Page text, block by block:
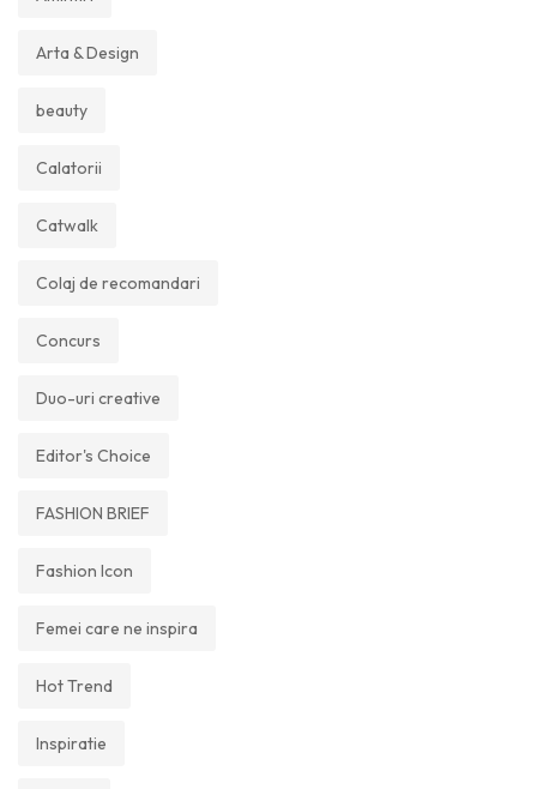
Arta & Design
beauty
Calatorii
Catwalk
Colaj de recomandari
Concurs
Duo-uri creative
Editor's Choice
FASHION BRIEF
Fashion Icon
Femei care ne inspira
Hot Trend
Inspiratie